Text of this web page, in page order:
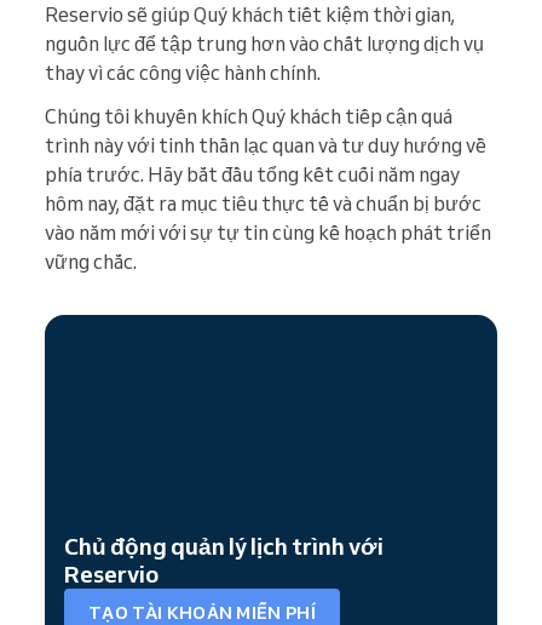
Reservio sẽ giúp Quý khách tiết kiệm thời gian,
nguồn lực để tập trung hơn vào chất lượng dịch vụ
thay vì các công việc hành chính.
Chúng tôi khuyến khích Quý khách tiếp cận quá
trình này với tinh thần lạc quan và tư duy hướng về
phía trước. Hãy bắt đầu tổng kết cuối năm ngay
hôm nay, đặt ra mục tiêu thực tế và chuẩn bị bước
vào năm mới với sự tự tin cùng kế hoạch phát triển
vững chắc.
Chủ động quản lý lịch trình với
Reservio
TẠO TÀI KHOẢN MIỄN PHÍ